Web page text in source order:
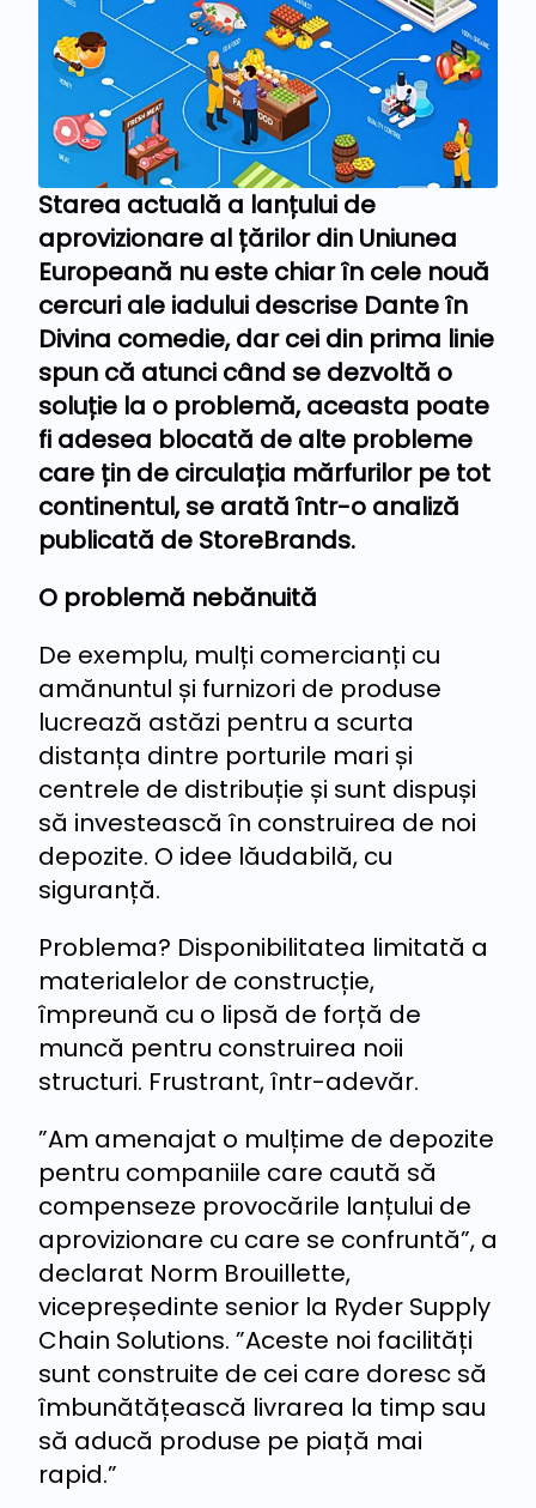
Starea actuală a lanțului de
aprovizionare al țărilor din Uniunea
Europeană nu este chiar în cele nouă
cercuri ale iadului descrise Dante în
Divina comedie, dar cei din prima linie
spun că atunci când se dezvoltă o
soluție la o problemă, aceasta poate
fi adesea blocată de alte probleme
care țin de circulația mărfurilor pe tot
continentul, se arată într-o analiză
publicată de StoreBrands.
O problemă nebănuită
De exemplu, mulți comercianți cu
amănuntul și furnizori de produse
lucrează astăzi pentru a scurta
distanța dintre porturile mari și
centrele de distribuție și sunt dispuși
să investească în construirea de noi
depozite. O idee lăudabilă, cu
siguranță.
Problema? Disponibilitatea limitată a
materialelor de construcție,
împreună cu o lipsă de forță de
muncă pentru construirea noii
structuri. Frustrant, într-adevăr.
”Am amenajat o mulțime de depozite
pentru companiile care caută să
compenseze provocările lanțului de
aprovizionare cu care se confruntă”, a
declarat Norm Brouillette,
vicepreședinte senior la Ryder Supply
Chain Solutions. ”Aceste noi facilități
sunt construite de cei care doresc să
îmbunătățească livrarea la timp sau
să aducă produse pe piață mai
rapid.”